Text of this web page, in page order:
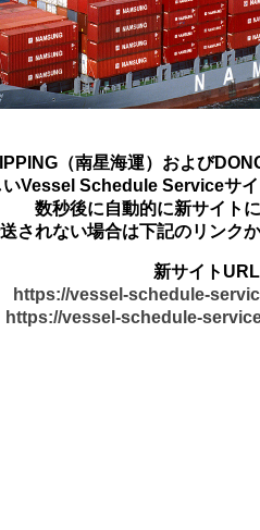
（南星海運）および
いVessel Schedule Serviceサイ
数秒後に自動的に新サイト
されない場合は下記のリンク
新サイト
https://vessel-schedule-
https://vessel-schedule-